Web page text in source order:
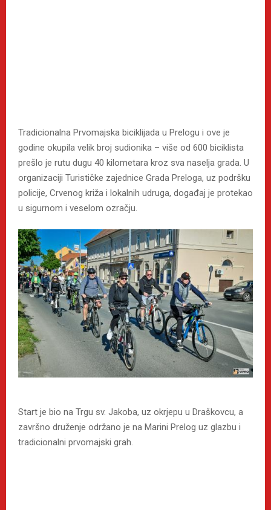
Tradicionalna Prvomajska biciklijada u Prelogu i ove je
godine okupila velik broj sudionika – više od 600 biciklista
prešlo je rutu dugu 40 kilometara kroz sva naselja grada. U
organizaciji Turističke zajednice Grada Preloga, uz podršku
policije, Crvenog križa i lokalnih udruga, događaj je protekao
u sigurnom i veselom ozračju.
Start je bio na Trgu sv. Jakoba, uz okrjepu u Draškovcu, a
završno druženje održano je na Marini Prelog uz glazbu i
tradicionalni prvomajski grah.